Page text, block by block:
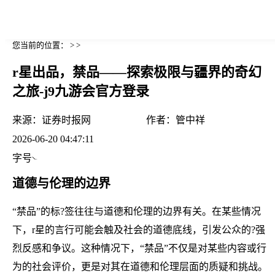
您当前的位置： > >
r星出品，禁品——探索极限与疆界的奇幻
之旅-j9九游会官方登录
来源： 证券时报网 作者： 管中祥
2026-06-20 04:47:11
字号
道德与伦理的边界
“禁品”的标?签往往与道德和伦理的边界有关。在某些情况
下，r星的言行可能会触及社会的道德底线，引发公众的?强
烈反感和争议。这种情况下，“禁品”不仅是对某些内容或行
为的社会评价，更是对其在道德和伦理层面的质疑和挑战。